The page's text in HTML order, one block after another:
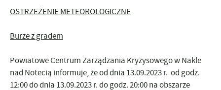
OSTRZEŻENIE METEOROLOGICZNE
Burze z gradem
Powiatowe Centrum Zarządzania Kryzysowego w Nakle
nad Notecią informuje, żeod dnia 13.09.2023 r. od godz.
12:00do dnia 13.09.2023 r. do godz. 20:00na obszarze